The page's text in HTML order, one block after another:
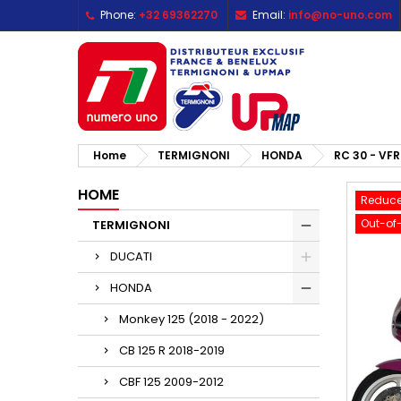
Phone: +32 69362270 Email: info@no-uno.com
Home TERMIGNONI HONDA RC 30 -
HOME
TERMIGNONI
DUCATI
HONDA
Monkey 125 (2018 - 2022)
CB 125 R 2018-2019
CBF 125 2009-2012
Out-